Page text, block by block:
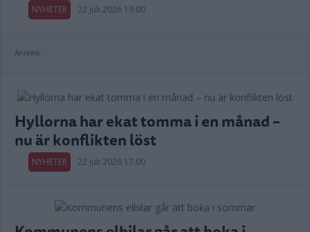
NYHETER 22 juli 2026 19.00
Annons:
Hyllorna har ekat tomma i en månad –
nu är konflikten löst
NYHETER 22 juli 2026 17.00